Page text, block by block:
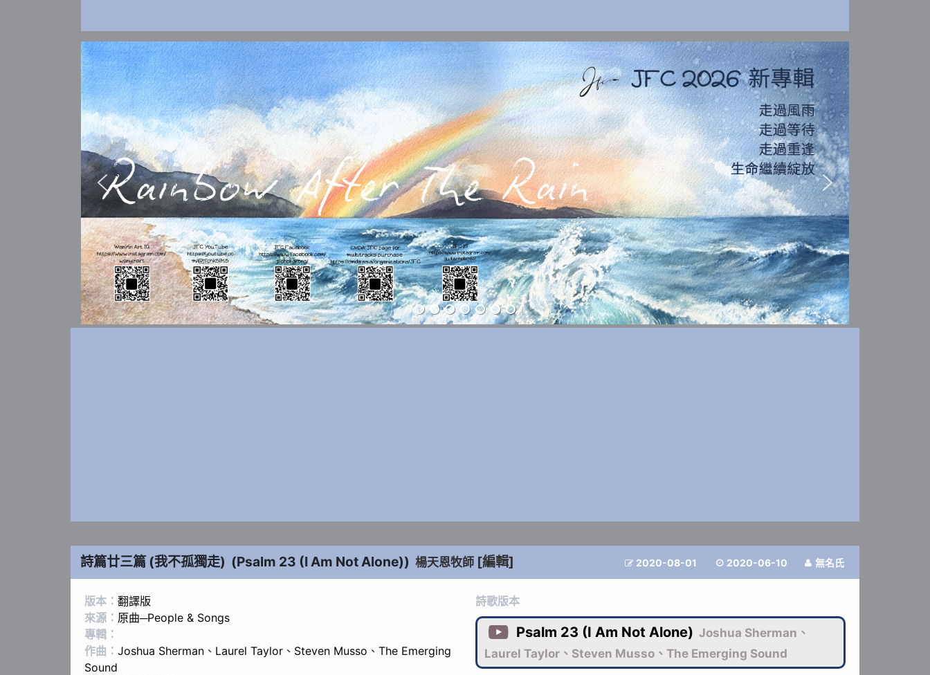
詩篇廿三篇 (我不孤獨走) (Psalm 23 (I Am Not Alone)) 楊天恩牧師 [編輯]  2020-08-01  2020-06-10  無名氏
版本： 翻譯版
來源： 原曲─People & Songs
專輯：
作曲： Joshua Sherman 、 Laurel Taylor 、 Steven Musso 、 The Emerging
Sound
詩歌版本
 Psalm 23 (I Am Not Alone) Joshua Sherman、
Laurel Taylor、Steven Musso、The Emerging Sound